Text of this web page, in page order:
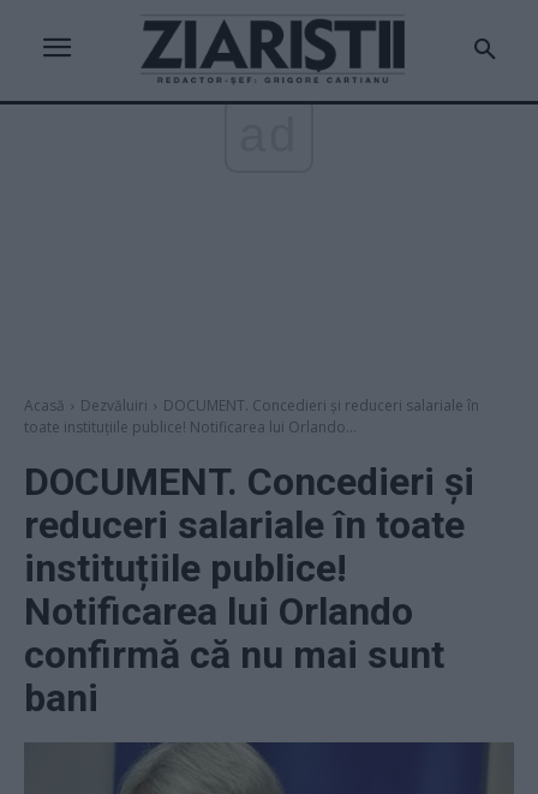
Acasă Dezvăluiri
DOCUMENT. Concedieri și reduceri salariale în
toate instituțiile publice! Notificarea lui Orlando...
DOCUMENT. Concedieri și
reduceri salariale în toate
instituțiile publice!
Notificarea lui Orlando
confirmă că nu mai sunt
bani